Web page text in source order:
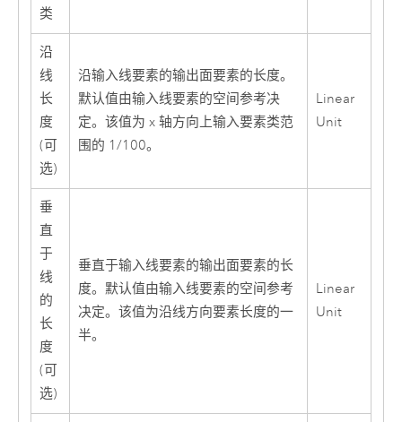
类
沿
线
长
度
(可
选)
沿输入线要素的输出面要素的长度。
默认值由输入线要素的空间参考决
定。该值为 x 轴方向上输入要素类范
围的 1/100。
Linear
Unit
垂
直
于
线
的
长
度
(可
选)
垂直于输入线要素的输出面要素的长
度。默认值由输入线要素的空间参考
决定。该值为沿线方向要素长度的一
半。
Linear
Unit